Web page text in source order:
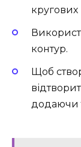
кругових
контур.
Щоб
додаючи